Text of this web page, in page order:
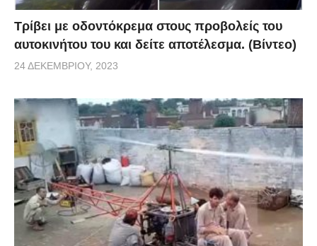
Τρίβει με οδοντόκρεμα στους προβολείς του
αυτοκινήτου του και δείτε αποτέλεσμα. (Βίντεο)
24 ΔΕΚΕΜΒΡΊΟΥ, 2023